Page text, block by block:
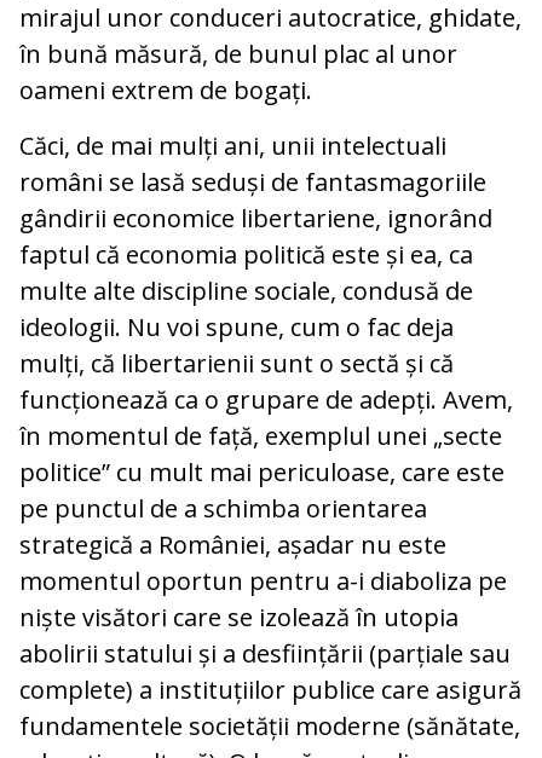
mirajul unor conduceri autocratice, ghidate,
în bună măsură, de bunul plac al unor
oameni extrem de bogați.
Căci, de mai mulți ani, unii intelectuali
români se lasă seduși de fantasmagoriile
gândirii economice libertariene, ignorând
faptul că economia politică este și ea, ca
multe alte discipline sociale, condusă de
ideologii. Nu voi spune, cum o fac deja
mulți, că libertarienii sunt o sectă și că
funcționează ca o grupare de adepți. Avem,
în momentul de față, exemplul unei „secte
politice” cu mult mai periculoase, care este
pe punctul de a schimba orientarea
strategică a României, așadar nu este
momentul oportun pentru a-i diaboliza pe
niște visători care se izolează în utopia
abolirii statului și a desființării (parțiale sau
complete) a instituțiilor publice care asigură
fundamentele societății moderne (sănătate,